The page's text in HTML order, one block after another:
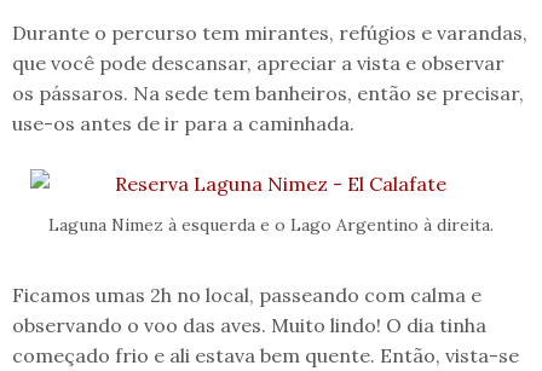
Durante o percurso tem mirantes, refúgios e varandas,
que você pode descansar, apreciar a vista e observar
os pássaros. Na sede tem banheiros, então se precisar,
use-os antes de ir para a caminhada.
Laguna Nimez à esquerda e o Lago Argentino à direita.
Ficamos umas 2h no local, passeando com calma e
observando o voo das aves. Muito lindo! O dia tinha
começado frio e ali estava bem quente. Então, vista-se